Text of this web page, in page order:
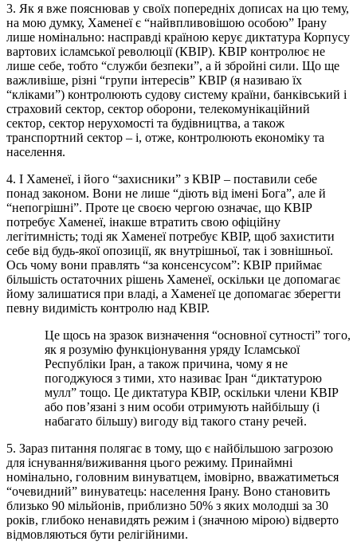
3. Як я вже пояснював у своїх попередніх дописах на цю тему,
на мою думку, Хаменеї є “найвпливовішою особою” Ірану
лише номінально: насправді країною керує диктатура Корпусу
вартових ісламської революції (КВІР). КВІР контролює не
лише себе, тобто “служби безпеки”, а й збройні сили. Що ще
важливіше, різні “групи інтересів” КВІР (я називаю їх
“кліками”) контролюють судову систему країни, банківський і
страховий сектор, сектор оборони, телекомунікаційний
сектор, сектор нерухомості та будівництва, а також
транспортний сектор – і, отже, контролюють економіку та
населення.
4. І Хаменеї, і його “захисники” з КВІР – поставили себе
понад законом. Вони не лише “діють від імені Бога”, але й
“непогрішні”. Проте це своєю чергою означає, що КВІР
потребує Хаменеї, інакше втратить свою офіційну
легітимність; тоді як Хаменеї потребує КВІР, щоб захистити
себе від будь-якої опозиції, як внутрішньої, так і зовнішньої.
Ось чому вони правлять “за консенсусом”: КВІР приймає
більшість остаточних рішень Хаменеї, оскільки це допомагає
йому залишатися при владі, а Хаменеї це допомагає зберегти
певну видимість контролю над КВІР.
Це щось на зразок визначення “основної сутності” того,
як я розумію функціонування уряду Ісламської
Республіки Іран, а також причина, чому я не
погоджуюся з тими, хто називає Іран “диктатурою
мулл” тощо. Це диктатура КВІР, оскільки члени КВІР
або пов’язані з ним особи отримують найбільшу (і
набагато більшу) вигоду від такого стану речей.
5. Зараз питання полягає в тому, що є найбільшою загрозою
для існування/виживання цього режиму. Принаймні
номінально, головним винуватцем, імовірно, вважатиметься
“очевидний” винуватець: населення Ірану. Воно становить
близько 90 мільйонів, приблизно 50% з яких молодші за 30
років, глибоко ненавидять режим і (значною мірою) відверто
відмовляються бути релігійними.